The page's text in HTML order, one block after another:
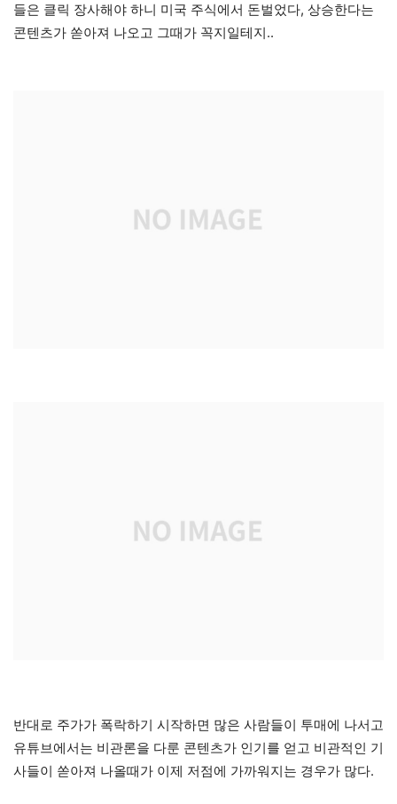
들은 클릭 장사해야 하니 미국 주식에서 돈벌었다, 상승한다는
콘텐츠가 쏟아져 나오고 그때가 꼭지일테지..
반대로 주가가 폭락하기 시작하면 많은 사람들이 투매에 나서고
유튜브에서는 비관론을 다룬 콘텐츠가 인기를 얻고 비관적인 기
사들이 쏟아져 나올때가 이제 저점에 가까워지는 경우가 많다.